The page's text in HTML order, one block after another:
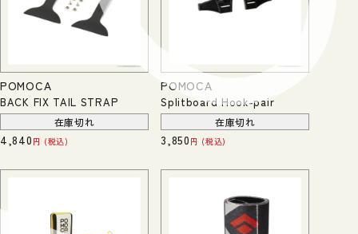
POMOCA
BACK FIX TAIL STRAP
在庫切れ
4,840 税込
POMOCA
Splitboard Hook-pair
在庫切れ
3,850 税込